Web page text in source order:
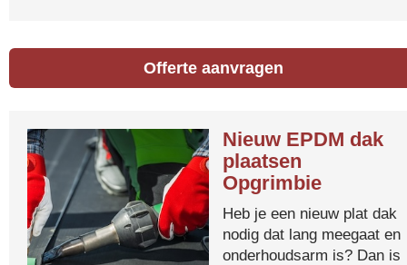
Offerte aanvragen
Nieuw EPDM dak
plaatsen
Opgrimbie
Heb je een nieuw plat dak
nodig dat lang meegaat en
onderhoudsarm is? Dan is